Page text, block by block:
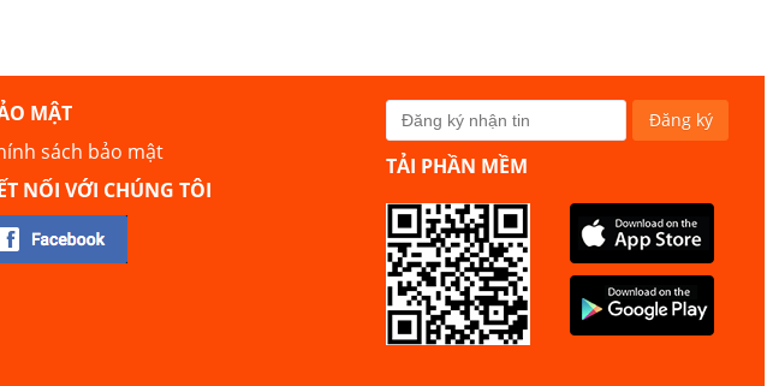
MẬT
sách bảo mật
NỐI VỚI CHÚNG TÔI
TẢI PHẦN MỀM